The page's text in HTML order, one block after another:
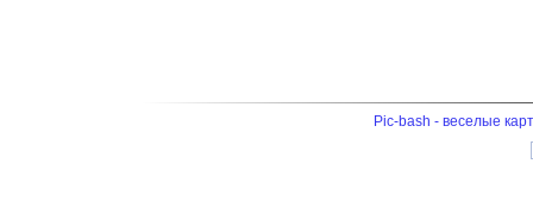
Pic-bash - веселые